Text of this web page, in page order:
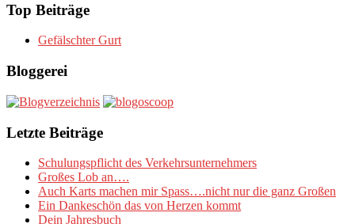
Top Beiträge
Gefälschter Gurt
Bloggerei
Letzte Beiträge
Schulungspflicht des Verkehrsunternehmers
Großes Lob an….
Auch Karts machen mir Spass….nicht nur die ganz Großen
Ein Dankeschön das von Herzen kommt
Dein Jahresbuch